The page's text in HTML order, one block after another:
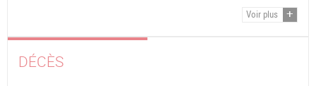
Voir plus
DÉCÈS